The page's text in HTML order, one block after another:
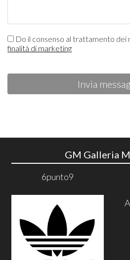
Do il consenso al trattamento dei
finalità di marketing
Invia
GM Galleria
6punto9